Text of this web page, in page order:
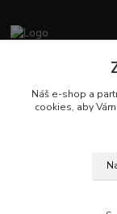
Náš e-shop a
cookies, aby